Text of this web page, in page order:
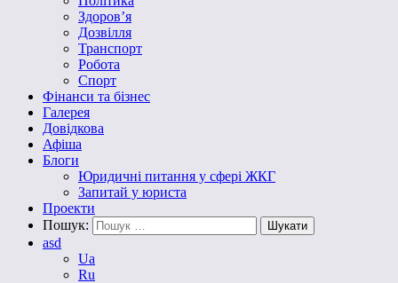
Здоров’я
Дозвілля
Транспорт
Робота
Спорт
Фінанси та бізнес
Галерея
Довідкова
Афіша
Блоги
Юридичні питання у сфері ЖКГ
Запитай у юриста
Проекти
Пошук:
asd
Ua
Ru